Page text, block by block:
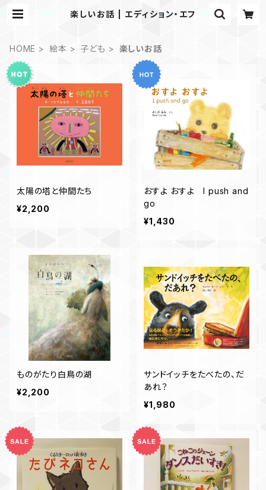
楽しいお話 | エディション・エフ
HOME 絵本 子ども 楽しいお話
太陽の塔と仲間たち
¥2,200
おすよ おすよ I push and
go
¥1,430
ものがたり白鳥の湖
¥2,200
サンドイッチをたべたの、だ
あれ？
¥1,980